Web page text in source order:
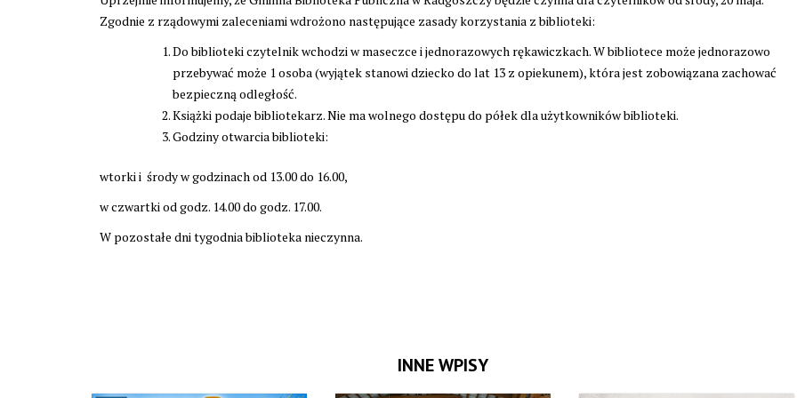
Zgodnie z rządowymi zaleceniami wdrożono następujące zasady korzystania z biblioteki:
Do biblioteki czytelnik wchodzi w maseczce i jednorazowych rękawiczkach. W bibliotece może jednorazowo
przebywać może 1 osoba (wyjątek stanowi dziecko do lat 13 z opiekunem), która jest zobowiązana zachować
bezpieczną odległość.
Książki podaje bibliotekarz. Nie ma wolnego dostępu do półek dla użytkowników biblioteki.
Godziny otwarcia biblioteki:
wtorki i środy w godzinach od 13.00 do 16.00,
w czwartki od godz. 14.00 do godz. 17.00.
W pozostałe dni tygodnia biblioteka nieczynna.
INNE WPISY